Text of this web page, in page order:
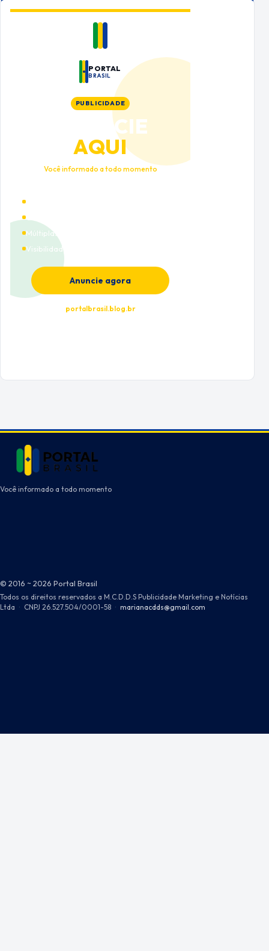
PORTAL
BRASIL
PUBLICIDADE
ANUNCIE
AQUI
Você informado a todo momento
Múltiplas categorias
Visibilidade premium
Anuncie agora
portalbrasil.blog.br
Você informado a todo momento
© 2016 ~ 2026 Portal Brasil
Todos os direitos reservados a M.C.D.D.S Publicidade Marketing e Notícias
Ltda · CNPJ 26.527.504/0001-58 · marianacdds@gmail.com